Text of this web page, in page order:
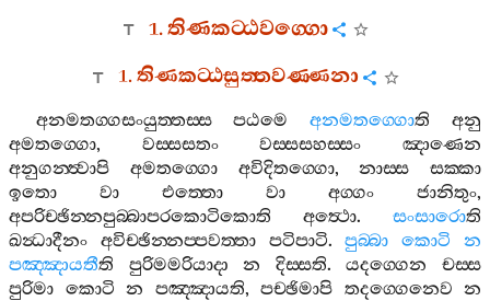
1.තිණකට‍්ඨවග‍්ගො
1.තිණකට‍්ඨසුත‍්තවණ‍්ණනා
අනමතග‍්ගසංයුත‍්තස‍්ස පඨමෙ අනමතග‍්ගොති
අනු
අමතග‍්ගො, වස‍්සසතං වස‍්සසහස‍්සං
ඤාණෙන
අනුගන‍්ත්‍වාපි
අමතග‍්ගො අවිදිතග‍්ගො,නාස‍්ස
සක‍්කා
ඉතො
වා එත‍්තො වා අග‍්ගං ජානිතුං,
අපරිච‍්ඡින‍්නපුබ‍්බාපරකොටිකොති
අත්‍ථො. සංසාරොති
ඛන්‍ධාදීනං
අවිච‍්ඡින‍්නප‍්පවත‍්තා පටිපාටි.පුබ‍්බා කොටි
න
පඤ‍්ඤායතීති පුරිමමරියාදා න දිස‍්සති.යදග‍්ගෙන
චස‍්ස
පුරිමා කොටි න පඤ‍්ඤායති, පච‍්ඡිමාපි තදග‍්ගෙනෙව න